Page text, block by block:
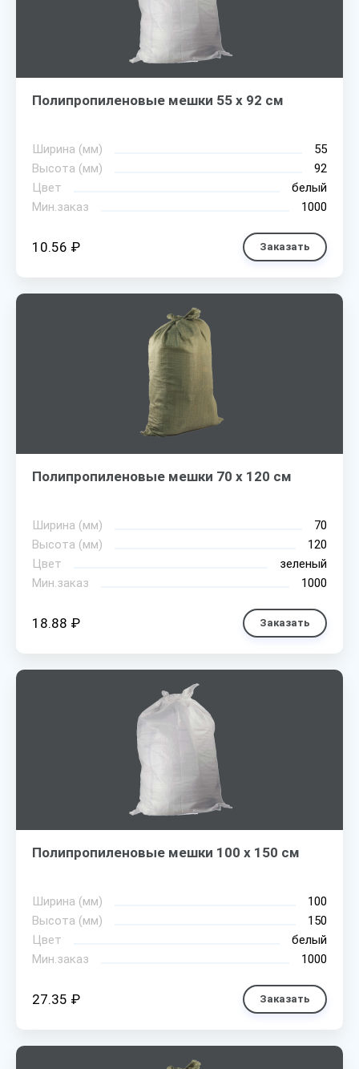
Полипропиленовые мешки 55 х 92 см
Ширина (мм)
55
Высота (мм)
92
Цвет
белый
Мин.заказ
1000
10.56 ₽ Заказать
Полипропиленовые мешки 70 х 120 см
Ширина (мм)
70
Высота (мм)
120
Цвет
зеленый
Мин.заказ
1000
18.88 ₽ Заказать
Полипропиленовые мешки 100 х 150 см
Ширина (мм)
100
Высота (мм)
150
Цвет
белый
Мин.заказ
1000
27.35 ₽ Заказать